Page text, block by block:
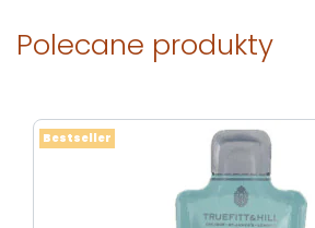
Polecane produkty
Bestseller